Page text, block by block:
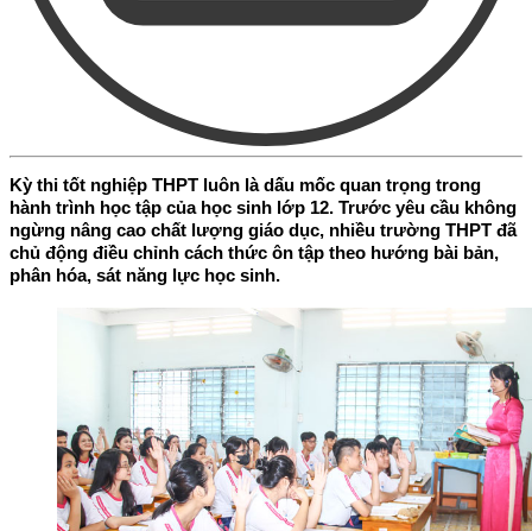
Kỳ thi tốt nghiệp THPT luôn là dấu mốc quan trọng trong
hành trình học tập của học sinh lớp 12. Trước yêu cầu không
ngừng nâng cao chất lượng giáo dục, nhiều trường THPT đã
chủ động điều chỉnh cách thức ôn tập theo hướng bài bản,
phân hóa, sát năng lực học sinh.